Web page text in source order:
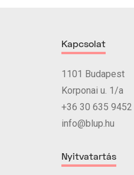
Kapcsolat
1101 Budapest
Korponai u. 1/a
+36 30 635 9452
info@blup.hu
Nyitvatartás